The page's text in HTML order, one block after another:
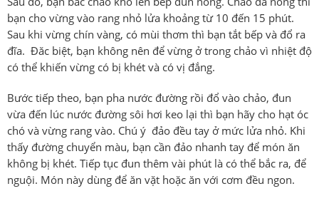
bạn cho vừng vào rang nhỏ lửa khoảng từ 10 đến 15 phút.
Sau khi vừng chín vàng, có mùi thơm thì bạn tắt bếp và đổ ra
đĩa. Đăc biệt, bạn không nên để vừng ở trong chảo vì nhiệt độ
có thể khiến vừng có bị khét và có vị đắng.
Bước tiếp theo, bạn pha nước đường rồi đổ vào chảo, đun
vừa đến lúc nước đường sôi hơi keo lại thì bạn hãy cho hạt óc
chó và vừng rang vào. Chú ý đảo đều tay ở mức lửa nhỏ. Khi
thấy đường chuyển màu, bạn cần đảo nhanh tay để món ăn
không bị khét. Tiếp tục đun thêm vài phút là có thể bắc ra, để
nguội. Món này dùng để ăn vặt hoặc ăn với cơm đều ngon.